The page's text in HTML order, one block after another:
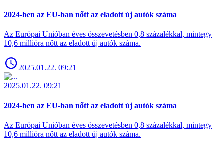
2024-ben az EU-ban nőtt az eladott új autók száma
Az Európai Unióban éves összevetésben 0,8 százalékkal, mintegy
10,6 millióra nőtt az eladott új autók száma.
2025.01.22. 09:21
2025.01.22. 09:21
2024-ben az EU-ban nőtt az eladott új autók száma
Az Európai Unióban éves összevetésben 0,8 százalékkal, mintegy
10,6 millióra nőtt az eladott új autók száma.